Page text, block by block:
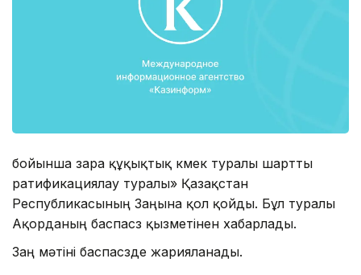
бойынша өзара құқықтық көмек туралы шартты
ратификациялау туралы» Қазақстан
Республикасының Заңына қол қойды. Бұл туралы
Ақорданың баспасөз қызметінен хабарлады.
Заң мәтіні баспасөзде жарияланады.